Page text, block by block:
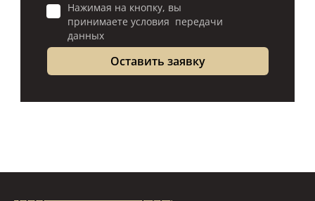
Нажимая на кнопку, вы
принимаете условия передачи
данных